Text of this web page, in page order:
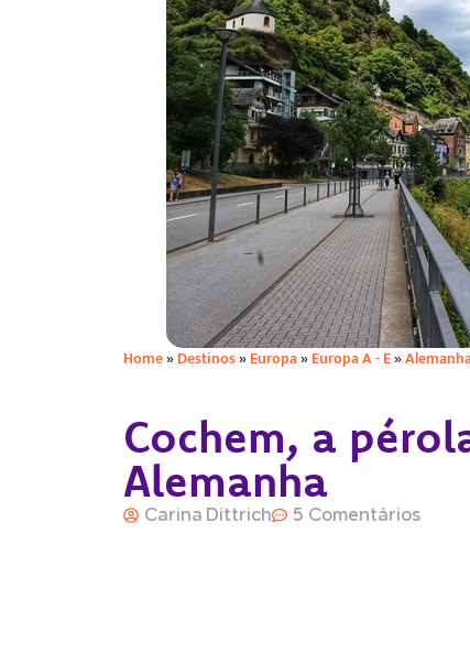
Home»Destinos»Europa»Europa A - E»
Cochem, a
Alemanha
Carina Dittrich 5 Comentários